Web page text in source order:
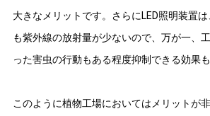
大きなメリットです。さらにLED照明装置
も紫外線の放射量が少ないので、万が一、
った害虫の行動もある程度抑制できる効果
このように植物工場においてはメリットが